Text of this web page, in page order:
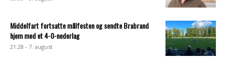
Middelfart fortsatte målfesten og sendte Brabrand
hjem med et 4-0-nederlag
21:28 - 7. august